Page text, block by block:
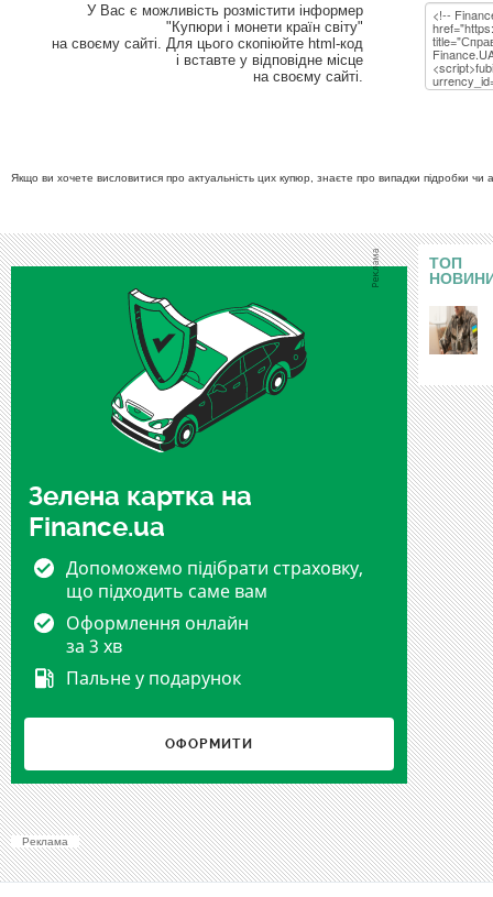
У Вас є можливість розмістити інформер
"Купюри і монети країн світу"
на своєму сайті. Для цього скопіюйте html-код
і вставте у відповідне місце
на своєму сайті.
Якщо ви хочете висловитися про актуальність цих купюр, знаєте про випадки підробки
Зелена картка на
Finance.ua
Допоможемо підібрати страховку,
що підходить саме вам
Оформлення онлайн
за 3 хв
Пальне у подарунок
ОФОРМИТИ
ТОП
Реклама